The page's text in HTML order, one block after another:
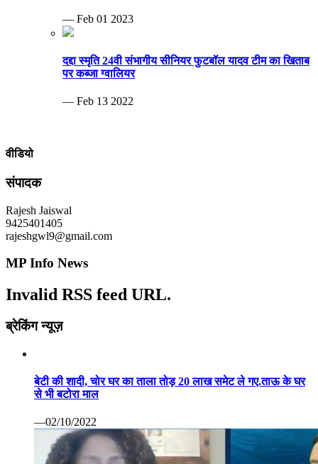
— Feb 01 2023
दद्दा स्मृति 24वी संभागीय सीनियर फुटबॉल यादव टीम का खिताब
पर कब्जा ग्वालियर
— Feb 13 2022
वीडियो
संपादक
Rajesh Jaiswal
9425401405
rajeshgwl9@gmail.com
MP Info News
Invalid RSS feed URL.
ब्रेकिंग न्यूज़
बेटी की शादी, चोर घर का ताला तोड़ 20 लाख समेट ले गए.ताऊ के घर
से भी बटोरा माल
—02/10/2022